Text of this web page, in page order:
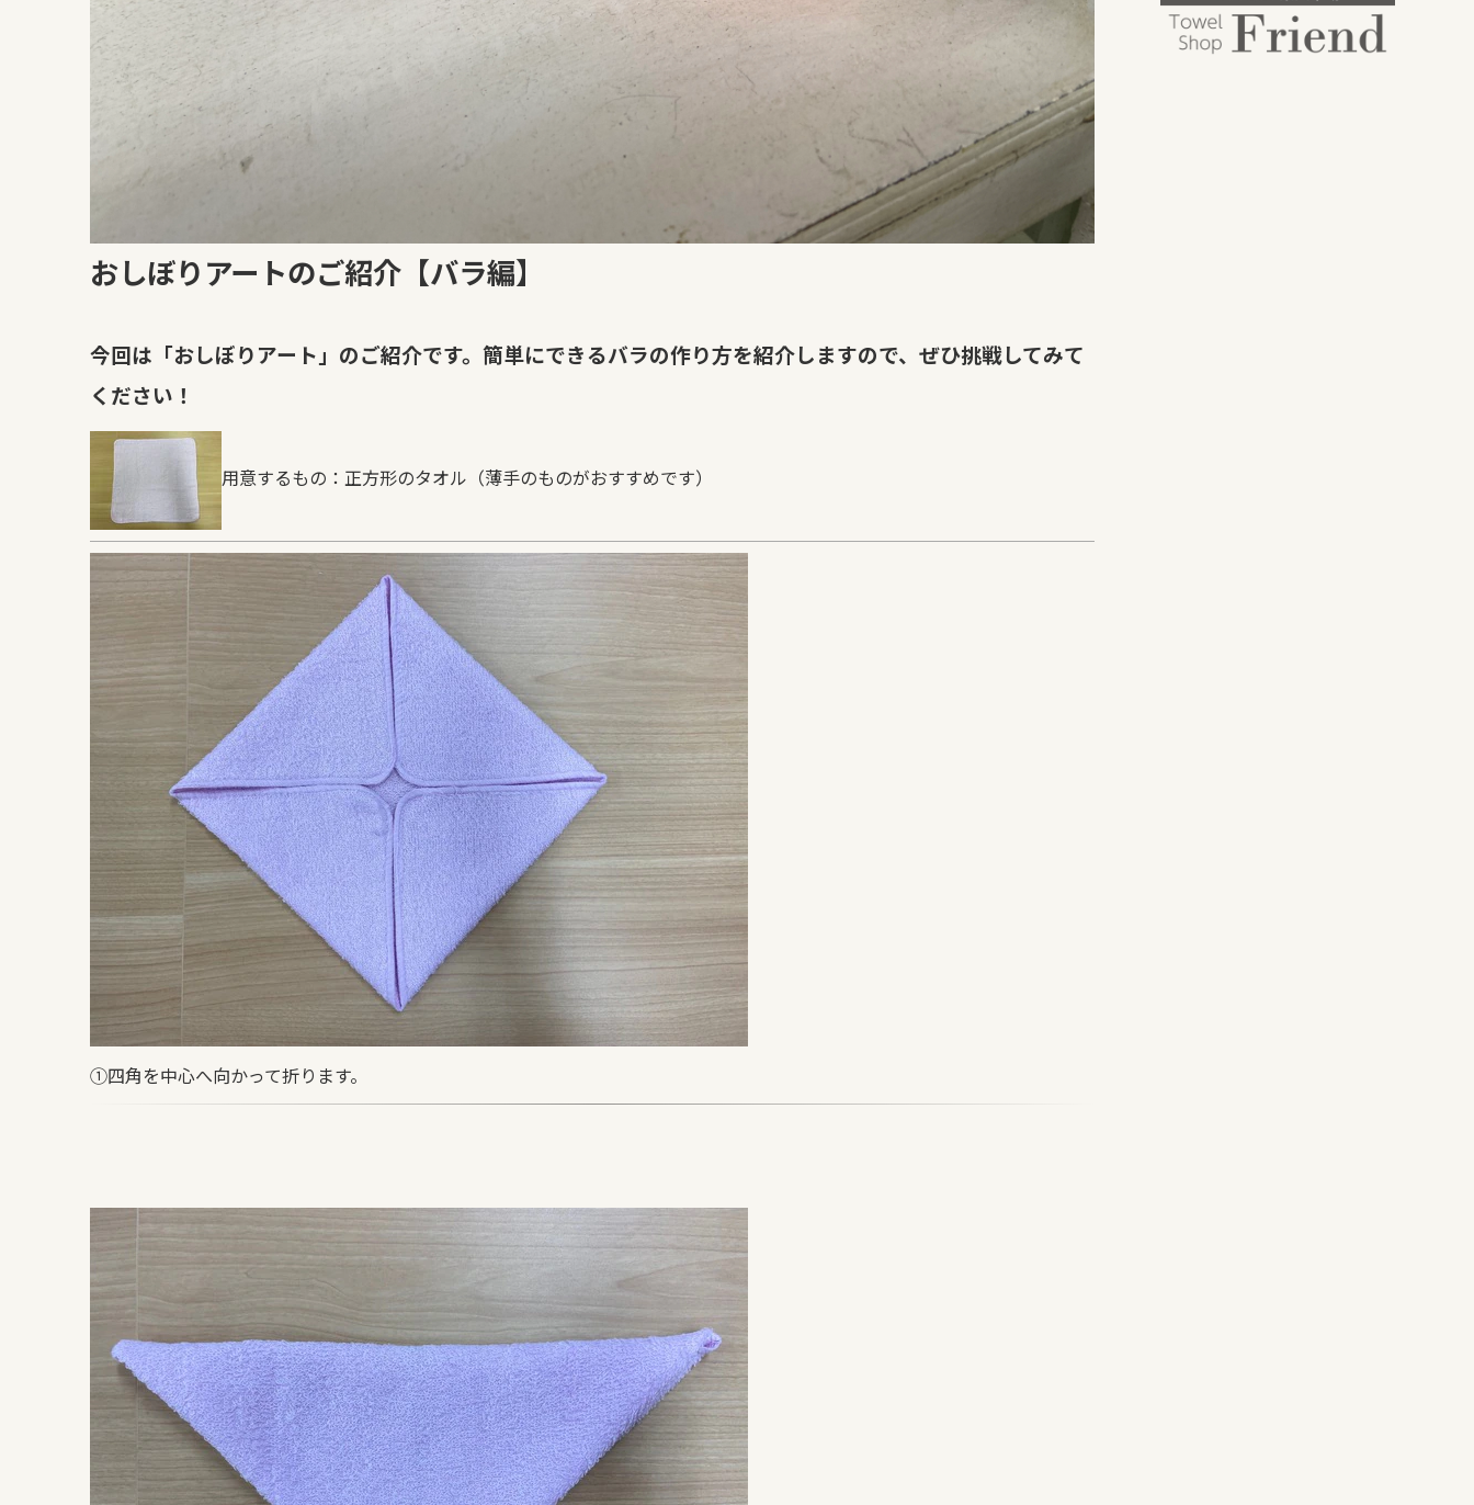
おしぼりアートのご紹介【バラ編】
今回は「おしぼりアート」のご紹介です。簡単にできるバラの作り方を紹介しますので、ぜひ挑戦してみて
ください！
用意するもの：正方形のタオル（薄手のものがおすすめです）
①四角を中心へ向かって折ります。